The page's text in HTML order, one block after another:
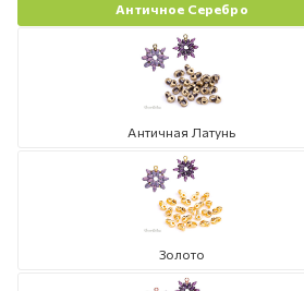
Античное Серебро
Античная Латунь
Золото